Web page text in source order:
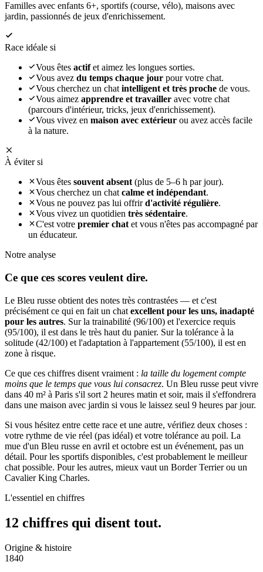
Familles avec enfants 6+, sportifs (course, vélo), maisons avec
jardin, passionnés de jeux d'enrichissement.
Race idéale si
Vous êtes actifet aimez les longues sorties.
Vous avez du temps chaque jour pour votre chat.
Vous cherchez un chatintelligent et très proche de vous.
Vous aimez apprendre et travailler avec votre chat
(parcours d'intérieur, tricks, jeux d'enrichissement).
Vous vivez en maison avec extérieur ou avez accès facile
à la nature.
À éviter si
Vous êtes souvent absent(plus de 5–6 h par jour).
Vous cherchez un chatcalme et indépendant.
Vous ne pouvez pas lui offrird'activité régulière.
Vous vivez un quotidien très sédentaire.
C'est votre premier chatet vous n'êtes pas accompagné par
un éducateur.
Notre analyse
Ce que ces scores veulent dire.
Le Bleu russe obtient des notes très contrastées — et c'est
précisément ce qui en fait un chat excellent pour les uns, inadapté
pour les autres. Sur la trainabilité (96/100) et l'exercice requis
(95/100), il est dans le très haut du panier. Sur la tolérance à la
solitude (42/100) et l'adaptation à l'appartement (55/100), il est en
zone à risque.
Ce que ces chiffres disent vraiment : la taille du logement compte
moins que le temps que vous lui consacrez. Un Bleu russe peut vivre
dans 40 m² à Paris s'il sort 2 heures matin et soir, mais il s'effondrera
dans une maison avec jardin si vous le laissez seul 9 heures par jour.
Si vous hésitez entre cette race et une autre, vérifiez deux choses :
votre rythme de vie réel (pas idéal) et votre tolérance au poil. La
mue d'un Bleu russe en avril et octobre est un événement, pas un
détail. Pour les sportifs disponibles, c'est probablement le meilleur
chat possible. Pour les autres, mieux vaut un Border Terrier ou un
Cavalier King Charles.
L'essentiel en chiffres
12 chiffres qui disent tout.
Origine & histoire
1840